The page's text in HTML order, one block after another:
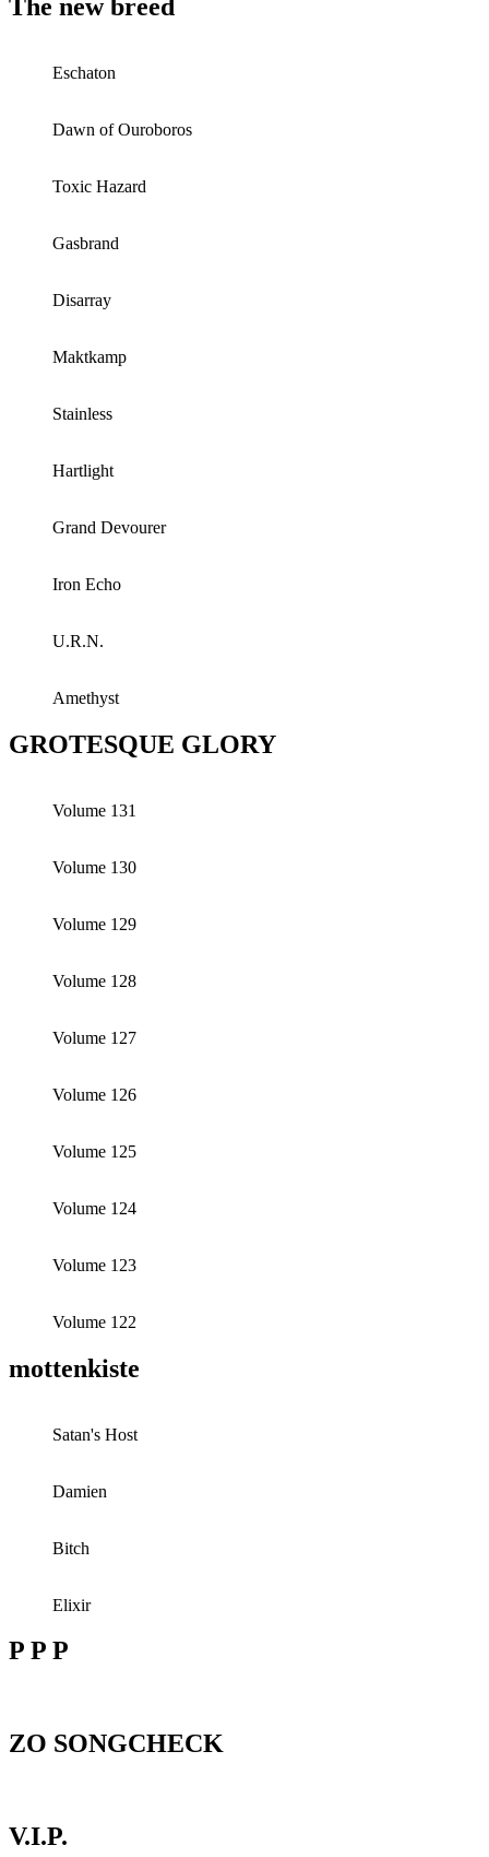
The new breed
Eschaton
Dawn of Ouroboros
Toxic Hazard
Gasbrand
Disarray
Maktkamp
Stainless
Hartlight
Grand Devourer
Iron Echo
U.R.N.
Amethyst
GROTESQUE GLORY
Volume 131
Volume 130
Volume 129
Volume 128
Volume 127
Volume 126
Volume 125
Volume 124
Volume 123
Volume 122
mottenkiste
Satan's Host
Damien
Bitch
Elixir
P P P
ZO SONGCHECK
V.I.P.